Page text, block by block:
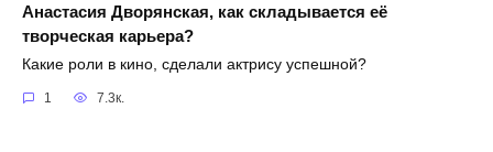
Анастасия Дворянская, как складывается её
творческая карьера?
Какие роли в кино, сделали актрису успешной?
1 7.3к.